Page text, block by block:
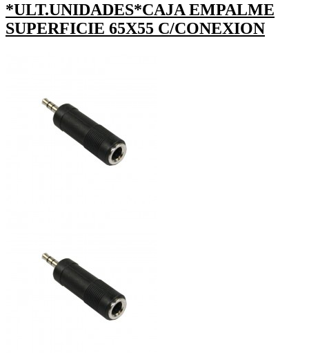
*ULT.UNIDADES*CAJA EMPALME
SUPERFICIE 65X55 C/CONEXION